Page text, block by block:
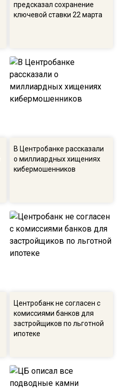
предсказал сохранение
ключевой ставки 22 марта
В Центробанке рассказали
о миллиардных хищениях
кибермошенников
Центробанк не согласен с
комиссиями банков для
застройщиков по льготной
ипотеке